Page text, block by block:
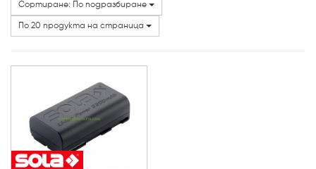
Сортиране: По подразбиране
По 20 продукта на страница